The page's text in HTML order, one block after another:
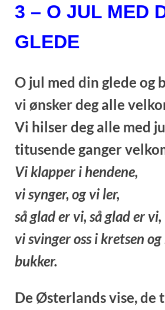
3 – O JUL MED
GLEDE
O jul med din glede og
vi ønsker deg alle
Vi hilser deg alle med
titusende ganger
Vi klapper i hendene,
vi synger, og vi ler,
så glad er vi, så glad er vi,
vi svinger oss i kretsen
bukker.
De Østerlands vise, de